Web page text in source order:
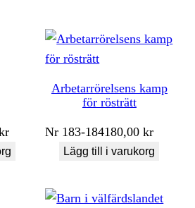
Arbetarrörelsens kamp
för rösträtt
Nr 183-184180,00kr
Lägg till i varukorg